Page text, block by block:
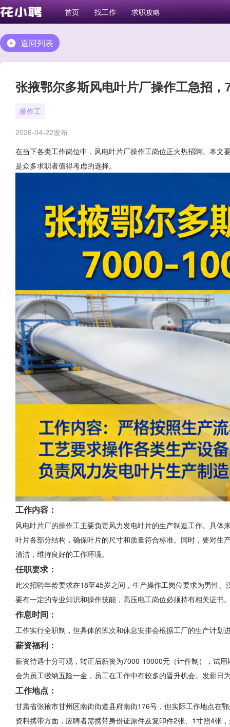
首页 找工作 求职攻略
返回列表
张掖鄂尔多斯风电叶片厂操作工急招
操作工
2026-04-22发布
在当下各类工作岗位中，风电叶片厂操作工岗位正火热招聘。本
是众多求职者值得考虑的选择。
工作内容：
风电叶片厂的操作工主要负责风力发电叶片的生产制造工作。具
叶片各部分结构，确保叶片的尺寸和质量符合标准。同时，要对
清洁，维持良好的工作环境。
任职要求：
此次招聘年龄要求在18至45岁之间，生产操作工岗位要求为男性
要有一定的专业知识和操作技能，高压电工岗位必须持有相关证书
作息时间：
工作实行全职制，但具体的班次和休息安排会根据工厂的生产计
薪资福利：
薪资待遇十分可观，转正后薪资为7000-10000元（计件制），试
会为员工缴纳五险一金，员工在工作中有较多的晋升机会。发薪日
工作地点：
甘肃省张掖市甘州区南街街道县府南街176号，但实际工作地点在
资料携带方面，应聘者需携带身份证原件及复印件2张、1寸照4张